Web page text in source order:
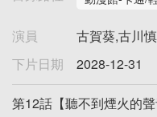
演員
古賀葵,古川慎
下片日期
2028-12-31
第12話【聽不到煙火的